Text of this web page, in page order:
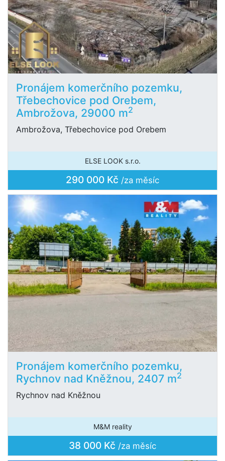
Pronájem komerčního pozemku,
Třebechovice pod Orebem,
Ambrožova, 29000 m2
Ambrožova, Třebechovice pod Orebem
ELSE LOOK s.r.o.
290 000 Kč /za měsíc
Pronájem komerčního pozemku,
Rychnov nad Kněžnou, 2407 m2
Rychnov nad Kněžnou
M&M reality
38 000 Kč /za měsíc